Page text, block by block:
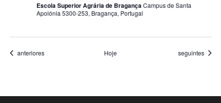
Escola Superior Agrária de BragançaCampus de Santa
Apolónia 5300-253, Bragança, Portugal
anteriores Hoje seguintes